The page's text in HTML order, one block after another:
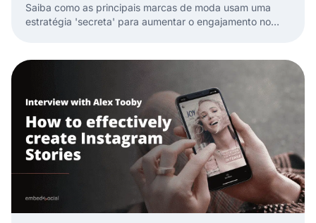
Saiba como as principais marcas de moda usam uma
estratégia 'secreta' para aumentar o engajamento no